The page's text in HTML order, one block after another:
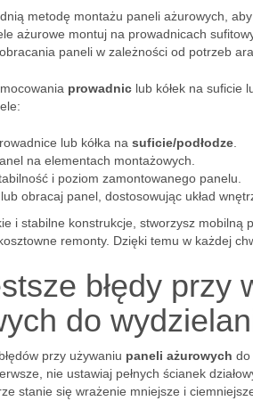
metodę montażu paneli ażurowych,
ażurowe montuj na prowadnicach
paneli w zależności od potrzeb
prowadnic lub kółek na suficie
lub kółka na suficie/podłodze
na elementach montażowych.
i poziom zamontowanego panelu.
obracaj panel, dostosowując układ
i stabilne konstrukcje, stworzysz mobilną
remonty. Dzięki temu w każdej
błędy przy
do
przy używaniu paneli ażurowych do
nie ustawiaj pełnych ścianek
stanie się wrażenie mniejsze i